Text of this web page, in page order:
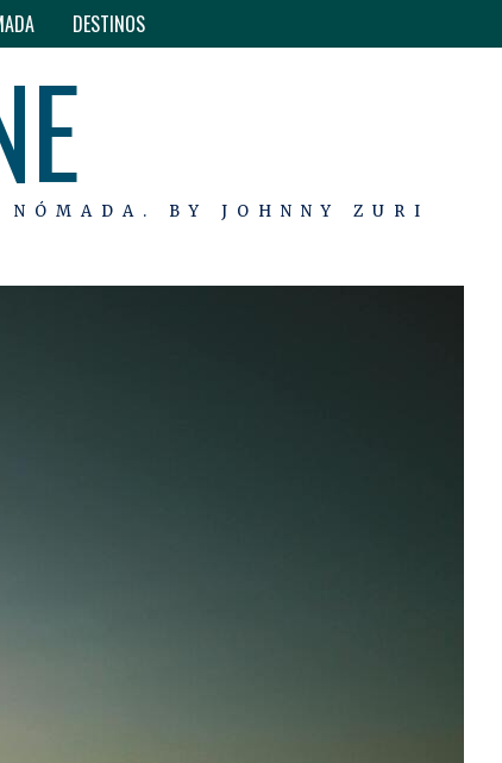
DESTINOS
BY JOHNNY ZURI